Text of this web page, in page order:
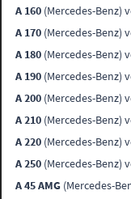
A 160 (Mercedes-Benz)
A 170 (Mercedes-Benz)
A 180 (Mercedes-Benz)
A 190 (Mercedes-Benz)
A 200 (Mercedes-Benz)
A 210 (Mercedes-Benz)
A 220 (Mercedes-Benz)
A 250 (Mercedes-Benz)
A 45 AMG (Mercedes-